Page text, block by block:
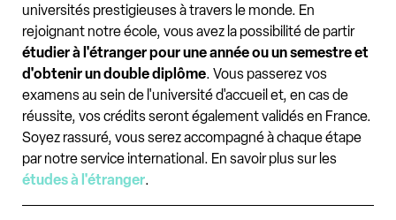
universités prestigieuses à travers le monde. En
rejoignant notre école, vous avez la possibilité de partir
étudier à l'étranger pour une année ou un semestre et
d'obtenir un double diplôme. Vous passerez vos
examens au sein de l'université d'accueil et, en cas de
réussite, vos crédits seront également validés en France.
Soyez rassuré, vous serez accompagné à chaque étape
par notre service international. En savoir plus sur les
études à l'étranger.